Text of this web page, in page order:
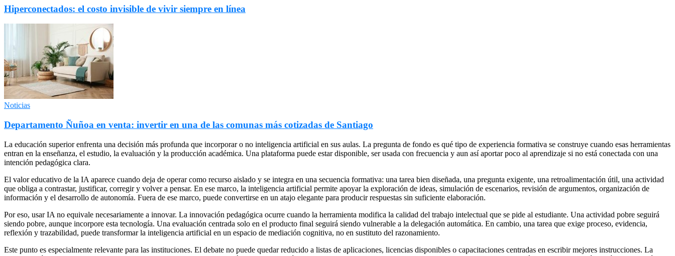
Hiperconectados: el costo invisible de vivir siempre en línea
Noticias
Departamento Ñuñoa en venta: invertir en una de las comunas más cotizadas de Santiago
La educación superior enfrenta una decisión más profunda que incorporar o no inteligencia artificial en sus aulas. La pregunta de fondo es qué tipo de experiencia formativa se construye cuando esas herramientas
entran en la enseñanza, el estudio, la evaluación y la producción académica. Una plataforma puede estar disponible, ser usada con frecuencia y aun así aportar poco al aprendizaje si no está conectada con una
intención pedagógica clara.
El valor educativo de la IA aparece cuando deja de operar como recurso aislado y se integra en una secuencia formativa: una tarea bien diseñada, una pregunta exigente, una retroalimentación útil, una actividad
que obliga a contrastar, justificar, corregir y volver a pensar. En ese marco, la inteligencia artificial permite apoyar la exploración de ideas, simulación de escenarios, revisión de argumentos, organización de
información y el desarrollo de autonomía. Fuera de ese marco, puede convertirse en un atajo elegante para producir respuestas sin suficiente elaboración.
Por eso, usar IA no equivale necesariamente a innovar. La innovación pedagógica ocurre cuando la herramienta modifica la calidad del trabajo intelectual que se pide al estudiante. Una actividad pobre seguirá
siendo pobre, aunque incorpore esta tecnología. Una evaluación centrada solo en el producto final seguirá siendo vulnerable a la delegación automática. En cambio, una tarea que exige proceso, evidencia,
reflexión y trazabilidad, puede transformar la inteligencia artificial en un espacio de mediación cognitiva, no en sustituto del razonamiento.
Este punto es especialmente relevante para las instituciones. El debate no puede quedar reducido a listas de aplicaciones, licencias disponibles o capacitaciones centradas en escribir mejores instrucciones. La